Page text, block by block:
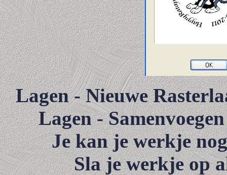
Lagen - Nieuwe
Lagen -
Je kan je werkje
Sla je werkje op